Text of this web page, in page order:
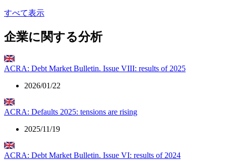
すべて表示
企業に関する分析
ACRA: Debt Market Bulletin. Issue VIII: results of 2025
2026/01/22
ACRA: Defaults 2025: tensions are rising
2025/11/19
ACRA: Debt Market Bulletin. Issue VI: results of 2024